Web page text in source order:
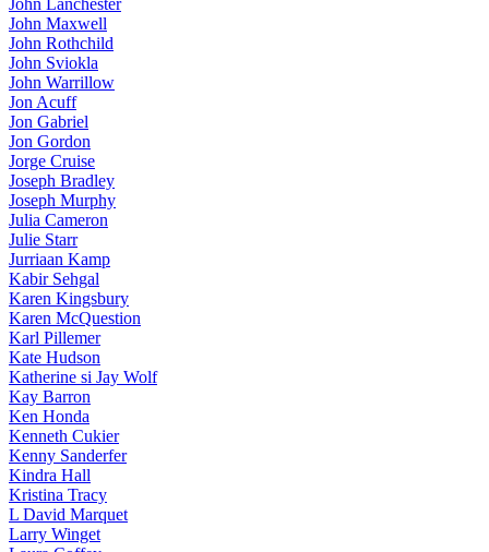
John Lanchester
John Maxwell
John Rothchild
John Sviokla
John Warrillow
Jon Acuff
Jon Gabriel
Jon Gordon
Jorge Cruise
Joseph Bradley
Joseph Murphy
Julia Cameron
Julie Starr
Jurriaan Kamp
Kabir Sehgal
Karen Kingsbury
Karen McQuestion
Karl Pillemer
Kate Hudson
Katherine si Jay Wolf
Kay Barron
Ken Honda
Kenneth Cukier
Kenny Sanderfer
Kindra Hall
Kristina Tracy
L David Marquet
Larry Winget